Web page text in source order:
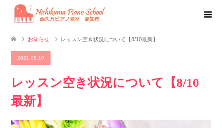
お知らせ レッスン空き状況について【8/10最新】
2021.08.10
レッスン空き状況について【8/10
最新】